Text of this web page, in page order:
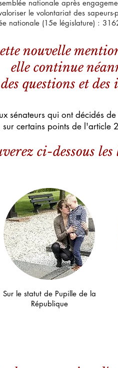
nationale après
le volontariat des
nationale (15e législature) :
nouvelle
elle continue
des questions et
sénateurs qui ont décidés
sur certains points de l'article
ci-dessous
Sur le statut de Pupille de la
République